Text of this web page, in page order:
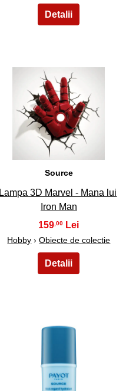
40
Source
Lampa 3D Marvel - Mana lui
Iron Man
159,00
Hobby ›Obiecte de colectie
42